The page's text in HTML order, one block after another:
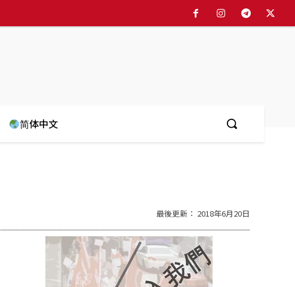
简体中文
最後更新： 2018年6月20日